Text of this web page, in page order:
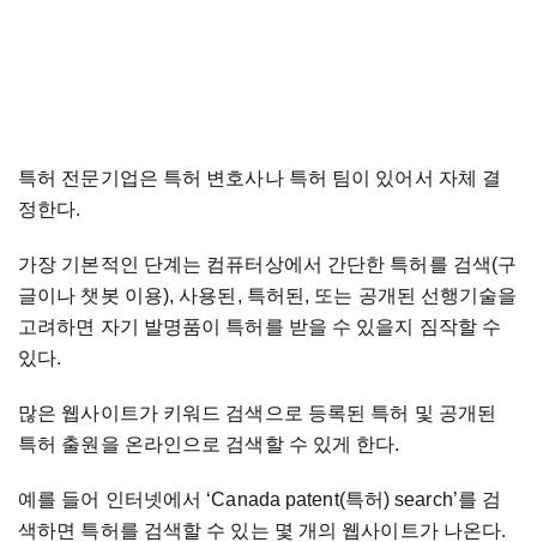
특허 전문기업은 특허 변호사나 특허 팀이 있어서 자체 결
정한다.
가장 기본적인 단계는 컴퓨터상에서 간단한 특허를 검색(구
글이나 챗봇 이용), 사용된, 특허된, 또는 공개된 선행기술을
고려하면 자기 발명품이 특허를 받을 수 있을지 짐작할 수
있다.
많은 웹사이트가 키워드 검색으로 등록된 특허 및 공개된
특허 출원을 온라인으로 검색할 수 있게 한다.
예를 들어 인터넷에서 ‘Canada patent(특허) search’를 검
색하면 특허를 검색할 수 있는 몇 개의 웹사이트가 나온다.